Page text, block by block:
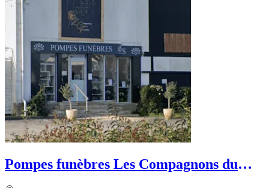
Pompes funèbres Les Compagnons du